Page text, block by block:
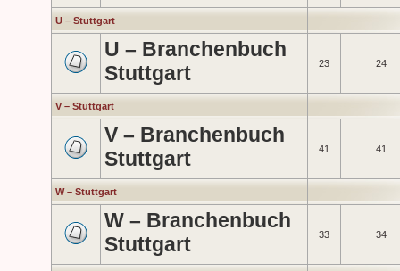
U – Stuttgart
U – Branchenbuch
Stuttgart
23 24
V – Stuttgart
V – Branchenbuch
Stuttgart
41 41
W – Stuttgart
W – Branchenbuch
Stuttgart
33 34